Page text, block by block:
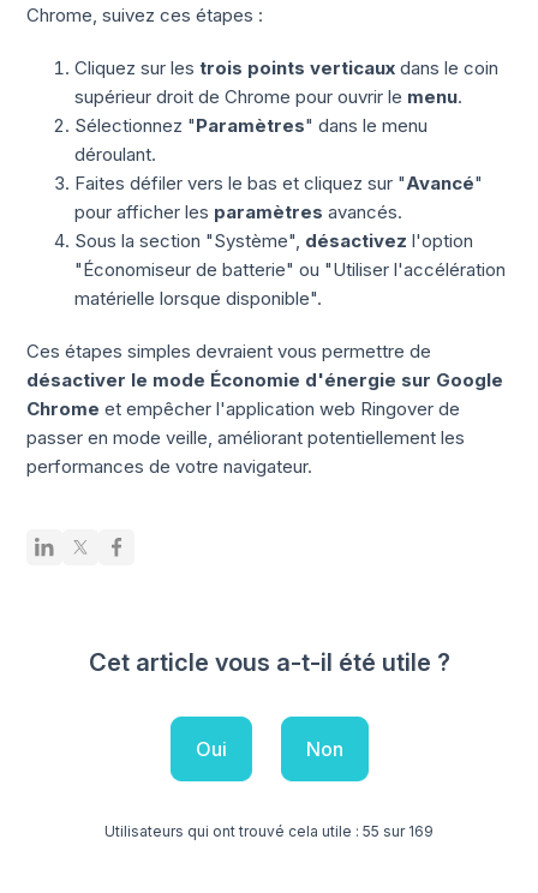
Chrome, suivez ces étapes :
Cliquez sur lestrois points verticaux dans le coin
supérieur droit de Chrome pour ouvrir le menu.
Sélectionnez "Paramètres" dans le menu
déroulant.
Faites défiler vers le bas et cliquez sur "Avancé"
pour afficher les paramètres avancés.
Sous la section "Système", désactivez l'option
"Économiseur de batterie" ou "Utiliser l'accélération
matérielle lorsque disponible".
Ces étapes simples devraient vous permettre de
désactiver le mode Économie d'énergie sur Google
Chrome et empêcher l'application web Ringover de
passer en mode veille, améliorant potentiellement les
performances de votre navigateur.
Cet article vous a-t-il été utile ?
Oui Non
Utilisateurs qui ont trouvé cela utile : 55 sur 169